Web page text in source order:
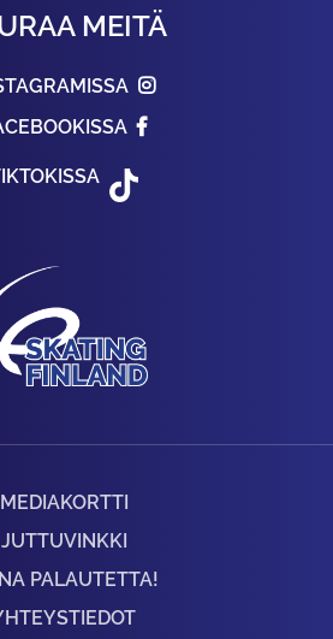
MEITÄ
MEDIAKORTTI
JUTTUVINKKI
PALAUTETTA!